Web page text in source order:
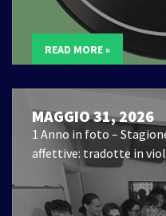
READ MORE »
MAGGIO 31, 2026
1 Anno in foto –
affettive: tradotte in